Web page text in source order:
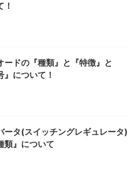
！
ードの『種類』と『特徴』と
』について！
ータ(スイッチングレギュレータ)
類』について